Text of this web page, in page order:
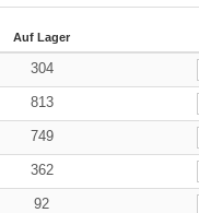
Auf Lager
304
813
749
362
92